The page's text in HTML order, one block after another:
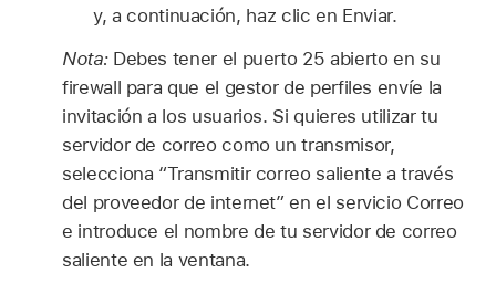
y, a continuación, haz clic en Enviar.
Nota: Debes tener el puerto 25 abierto en su
firewall para que el gestor de perfiles envíe la
invitación a los usuarios. Si quieres utilizar tu
servidor de correo como un transmisor,
selecciona “Transmitir correo saliente a través
del proveedor de internet” en el servicio Correo
e introduce el nombre de tu servidor de correo
saliente en la ventana.